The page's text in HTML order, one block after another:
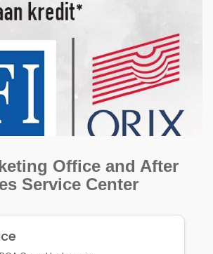
Office and After
Service Center